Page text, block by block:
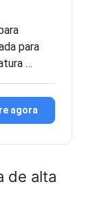
para
…
agora
de alta